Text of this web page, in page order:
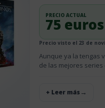
PRECIO ACTUAL
75 euros
Precio visto el 23 de
Aunque ya la tengas
de las mejores series
+ Leer más